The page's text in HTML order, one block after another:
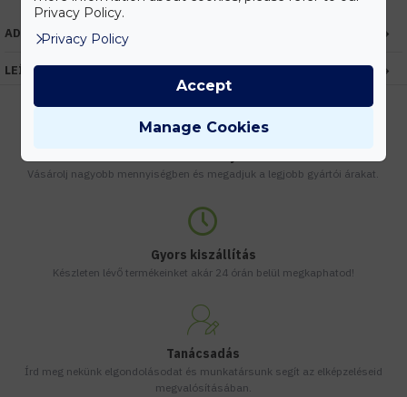
ADATOK
LEÍRÁS
Vásárolj nagyobb mennyiségben és megadjuk a legjobb gyártói árakat.
Gyors kiszállítás
Készleten lévő termékeinket akár 24 órán belül megkaphatod!
Tanácsadás
Írd meg nekünk elgondolásodat és munkatársunk segít az elképzeléseid
megvalósításában.
Privacy Policy.
Privacy Policy
Manage Cookies
Accept